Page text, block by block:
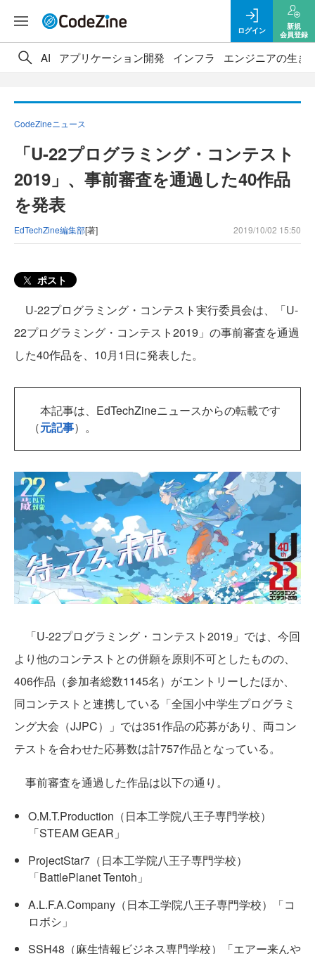
ログイン
新規
会員登録
AI アプリケーション開発 インフラ エンジニアの生き
CodeZineニュース
「U-22プログラミング・コンテスト
2019」、事前審査を通過した40作品
を発表
EdTechZine編集部[著] 2019/10/02 15:50
ポスト
U-22プログラミング・コンテスト実行委員会は、「U-
22プログラミング・コンテスト2019」の事前審査を通過
した40作品を、10月1日に発表した。
本記事は、EdTechZineニュースからの転載です
（元記事）。
「U-22プログラミング・コンテスト2019」では、今回
より他のコンテストとの併願を原則不可としたものの、
406作品（参加者総数1145名）がエントリーしたほか、
同コンテストと連携している「全国小中学生プログラミ
ング大会（JJPC）」では351作品の応募があり、両コン
テストを合わせた応募数は計757作品となっている。
事前審査を通過した作品は以下の通り。
O.M.T.Production（日本工学院八王子専門学校）
「STEAM GEAR」
ProjectStar7（日本工学院八王子専門学校）
「BattlePlanet Tentoh」
A.L.F.A.Company（日本工学院八王子専門学校）「コ
ロボシ」
SSH48（麻生情報ビジネス専門学校）「エアー来んや